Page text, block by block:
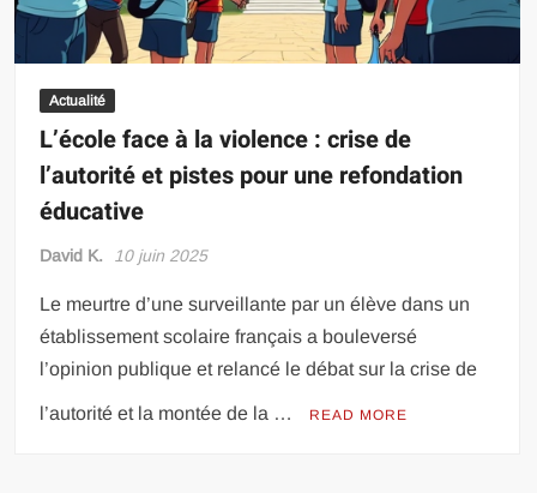
Actualité
L’école face à la violence : crise de
l’autorité et pistes pour une refondation
éducative
David K. 10 juin 2025
Le meurtre d’une surveillante par un élève dans un
établissement scolaire français a bouleversé
l’opinion publique et relancé le débat sur la crise de
l’autorité et la montée de la … READ MORE